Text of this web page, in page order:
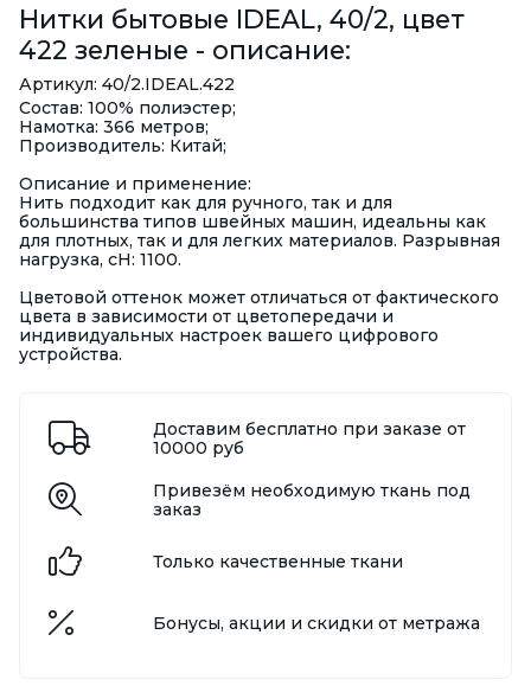
Нитки бытовые IDEAL, 40/2, цвет
422 зеленые - описание:
Артикул: 40/2.IDEAL.422
Состав: 100% полиэстер;
Намотка: 366 метров;
Производитель: Китай;
Описание и применение:
Нить подходит как для ручного, так и для
большинства типов швейных машин, идеальны как
для плотных, так и для легких материалов. Разрывная
нагрузка, сН: 1100.
Цветовой оттенок может отличаться от фактического
цвета в зависимости от цветопередачи и
индивидуальных настроек вашего цифрового
устройства.
Доставим бесплатно при заказе от
10000 руб
Привезём необходимую ткань под
заказ
Только качественные ткани
Бонусы, акции и скидки от метража